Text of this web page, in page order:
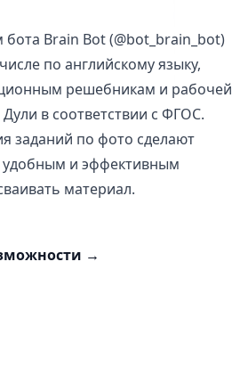
Brain Bot (@bot_brain_bot)
по английскому языку,
решебникам и рабочей
в соответствии с ФГОС.
заданий по фото сделают
и эффективным
материал.
→